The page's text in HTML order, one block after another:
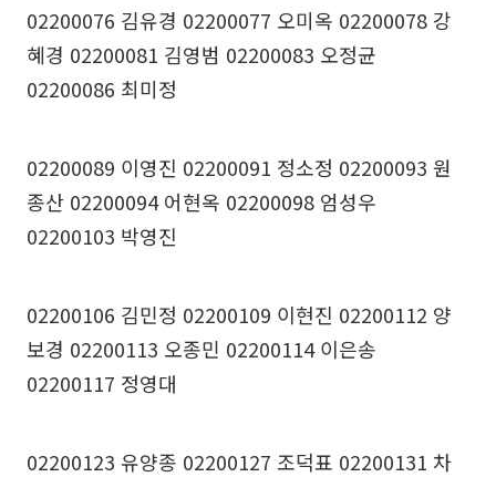
02200076 김유경 02200077 오미옥 02200078 강
혜경 02200081 김영범 02200083 오정균
02200086 최미정
02200089 이영진 02200091 정소정 02200093 원
종산 02200094 어현옥 02200098 엄성우
02200103 박영진
02200106 김민정 02200109 이현진 02200112 양
보경 02200113 오종민 02200114 이은송
02200117 정영대
02200123 유양종 02200127 조덕표 02200131 차